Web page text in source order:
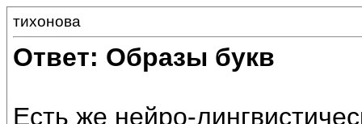
тихонова
Ответ: Образы букв
Есть же нейро-